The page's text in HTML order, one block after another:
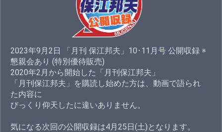
2023年9月2日 「月刊 保江邦夫」10･11月号 公開収録 ※
懇親会あり (特別優待販売)
2020年2月から開始した「月刊保江邦夫」
「月刊保江邦夫」を購読し始めた方は、動画で語られ
た内容に
びっくり仰天したに違いありません。
気になる次回の公開収録は4月25日(土)となります。